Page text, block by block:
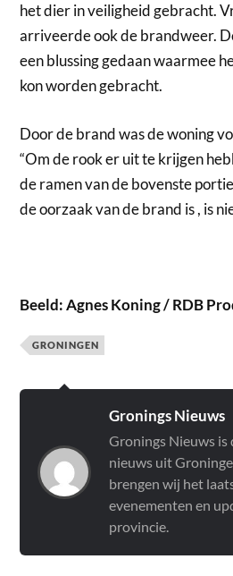
het dier in veiligheid gebracht.
arriveerde ook de brandweer.
een blussing gedaan waarmee
kon worden gebracht.
Door de brand was de woning
“Om de rook er uit te krijgen
de ramen van de bovenste
de oorzaak van de brand is , is
Beeld: Agnes Koning / RDB
GRONINGEN
Gronings Nieuws
Gronings Nieuws is
nieuws uit
brengen wij het
evenementen en
provincie.